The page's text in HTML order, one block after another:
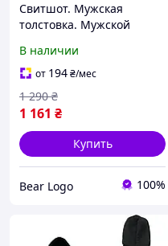
Свитшот. Мужская
толстовка. Мужской
Нирвана. Nirvana
В наличии
от 194₴/мес
1 161 ₴
1 290 ₴
Купить
Bear Logo 100%